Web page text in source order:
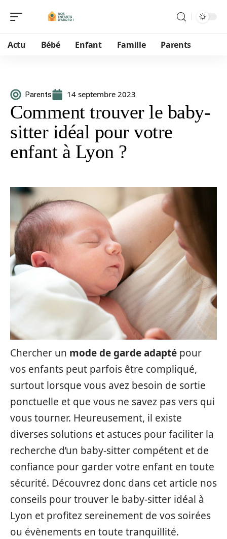
Actu Bébé Enfant Famille Parents
Parents 14 septembre 2023
Comment trouver le baby-
sitter idéal pour votre
enfant à Lyon ?
Chercher un mode de garde adapté pour
vos enfants peut parfois être compliqué,
surtout lorsque vous avez besoin de sortie
ponctuelle et que vous ne savez pas vers qui
vous tourner. Heureusement, il existe
diverses solutions et astuces pour faciliter la
recherche d’un baby-sitter compétent et de
confiance pour garder votre enfant en toute
sécurité. Découvrez donc dans cet article nos
conseils pour trouver le baby-sitter idéal à
Lyon et profitez sereinement de vos soirées
ou évènements en toute tranquillité.